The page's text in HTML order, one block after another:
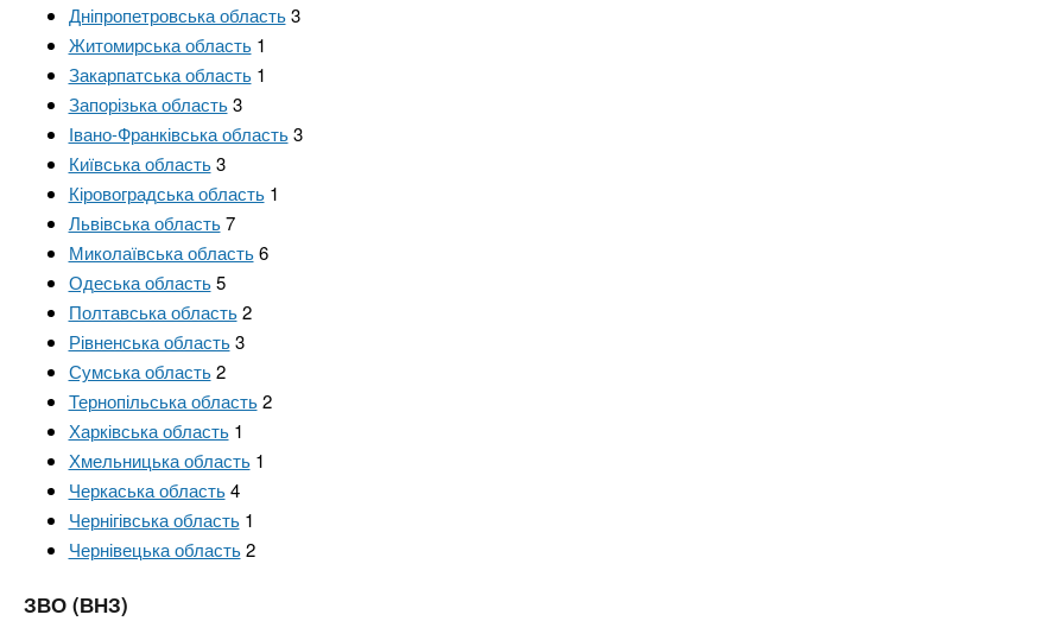
Дніпропетровська область 3
Житомирська область 1
Закарпатська область 1
Запорізька область 3
Івано-Франківська область 3
Київська область 3
Кіровоградська область 1
Львівська область 7
Миколаївська область 6
Одеська область 5
Полтавська область 2
Рівненська область 3
Сумська область 2
Тернопільська область 2
Харківська область 1
Хмельницька область 1
Черкаська область 4
Чернігівська область 1
Чернівецька область 2
ЗВО (ВНЗ)